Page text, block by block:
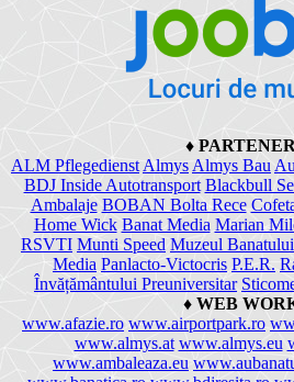
♦
ALM Pflegedienst Almys Almys Bau
BDJ Inside Autotransport Blackbull
Ambalaje BOBAN Bolta Rece
Home Wick Banat Media Marian
RSVTI Munti Speed Muzeul
Media Panlacto-Victocris P.E.R.
Învățământului Preuniversitar
♦ WEB
www.afazie.ro www.airportpark.ro
www.almys.at www.almys.eu
www.ambaleaza.eu